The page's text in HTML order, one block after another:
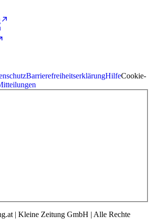
BarrierefreiheitserklärungHilfeCookie-
| Kleine Zeitung GmbH | Alle Rechte